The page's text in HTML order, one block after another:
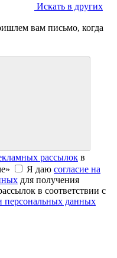
Искать в других
вам письмо, когда
рассылок в
Я даю согласие на
для получения
в соответствии с
персональных данных